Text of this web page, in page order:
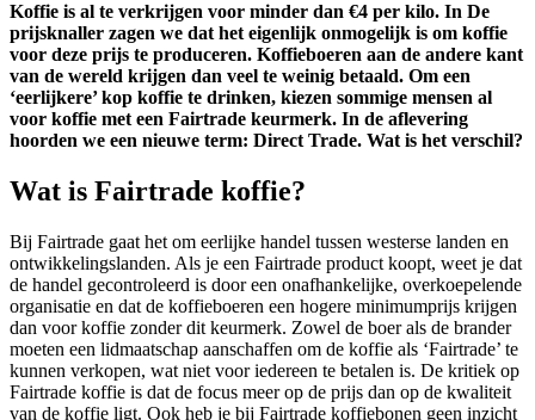
Koffie is al te verkrijgen voor minder dan €4 per kilo. In De
prijsknaller zagen we dat het eigenlijk onmogelijk is om koffie
voor deze prijs te produceren. Koffieboeren aan de andere kant
van de wereld krijgen dan veel te weinig betaald. Om een
‘eerlijkere’ kop koffie te drinken, kiezen sommige mensen al
voor koffie met een Fairtrade keurmerk. In de aflevering
hoorden we een nieuwe term: Direct Trade. Wat is het verschil?
Wat is Fairtrade koffie?
Bij Fairtrade gaat het om eerlijke handel tussen westerse landen en
ontwikkelingslanden. Als je een Fairtrade product koopt, weet je dat
de handel gecontroleerd is door een onafhankelijke, overkoepelende
organisatie en dat de koffieboeren een hogere minimumprijs krijgen
dan voor koffie zonder dit keurmerk. Zowel de boer als de brander
moeten een lidmaatschap aanschaffen om de koffie als ‘Fairtrade’ te
kunnen verkopen, wat niet voor iedereen te betalen is. De kritiek op
Fairtrade koffie is dat de focus meer op de prijs dan op de kwaliteit
van de koffie ligt. Ook heb je bij Fairtrade koffiebonen geen inzicht